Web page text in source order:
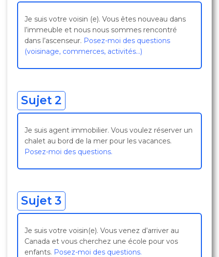
Je suis votre voisin (e). Vous êtes nouveau dans
l’immeuble et nous nous sommes rencontré
dans l’ascenseur. Posez-moi des questions
(voisinage, commerces, activités…)
Sujet 2
Je suis agent immobilier. Vous voulez réserver un
chalet au bord de la mer pour les vacances.
Posez-moi des questions.
Sujet 3
Je suis votre voisin(e). Vous venez d’arriver au
Canada et vous cherchez une école pour vos
enfants. Posez-moi des questions.